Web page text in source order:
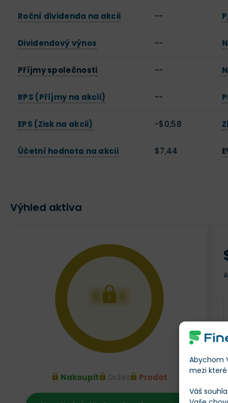
Abychom
mezi
Váš
Roční dividenda na akcii --
Dividendový výnos --
Příjmy společnosti --
RPS (Příjmy na akcii) --
EPS (Zisk na akcii) -$0,58
Účetní hodnota na akcii $7,44
Výhled aktiva
XXX
Nakoupit Prodat